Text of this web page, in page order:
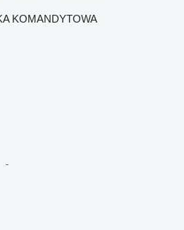
KOMANDYTOWA